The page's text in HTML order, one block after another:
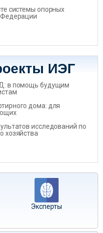
системы опорных
Федерации
ИЭГ
в помощь будущим
дома: для
исследований по
хозяйства
Эксперты